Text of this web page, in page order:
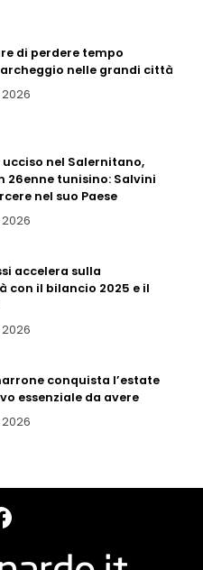
di perdere tempo
nelle grandi città
nel Salernitano,
26enne tunisino: Salvini
nel suo Paese
accelera sulla
con il bilancio 2025 e il
conquista l’estate
essenziale da avere